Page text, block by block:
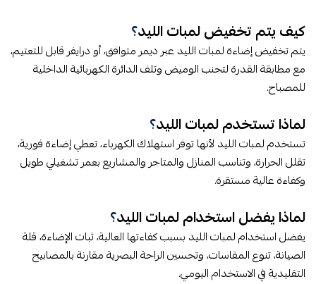
كيف يتم تخفيض لمبات الليد​​​؟
يتم تخفيض إضاءة لمبات الليد عبر ديمر متوافق، أو درايفر قابل للتعتيم،
مع مطابقة القدرة لتجنب الوميض وتلف الدائرة الكهربائية الداخلية
للمصباح.
لماذا تستخدم لمبات الليد​​​؟
تستخدم لمبات الليد لأنها توفر استهلاك الكهرباء، تعطي إضاءة فورية،
تقلل الحرارة، وتناسب المنازل والمتاجر والمشاريع بعمر تشغيلي طويل
وكفاءة عالية مستقرة.
لماذا يفضل استخدام لمبات الليد​​​؟
يفضل استخدام لمبات الليد بسبب كفاءتها العالية، ثبات الإضاءة، قلة
الصيانة، تنوع المقاسات، وتحسين الراحة البصرية مقارنة بالمصابيح
التقليدية في الاستخدام اليومي.